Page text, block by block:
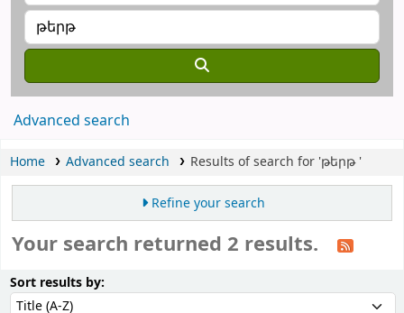
Advanced search
Home Advanced search Results of search for 'թերթ '
Refine your search
Your search returned 2 results.
Sort results by: